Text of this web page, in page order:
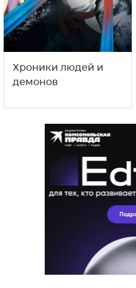
Хроники людей и
демонов